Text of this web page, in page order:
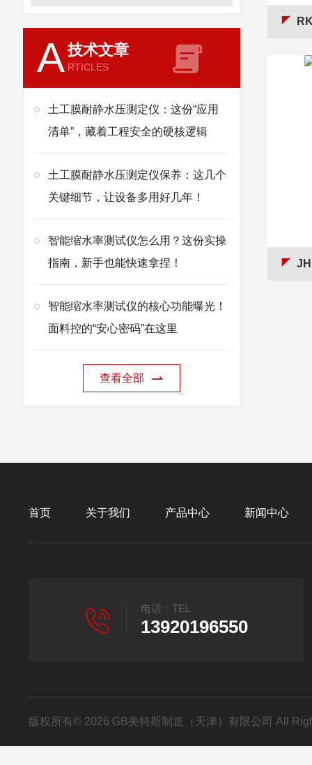
A技术文章
RTICLES
土工膜耐静水压测定仪：这份“应用
清单”，藏着工程安全的硬核逻辑
土工膜耐静水压测定仪保养：这几个
关键细节，让设备多用好几年！
智能缩水率测试仪怎么用？这份实操
指南，新手也能快速拿捏！
智能缩水率测试仪的核心功能曝光！
面料控的“安心密码”在这里
查看全部
首页 关于我们 产品中心 新闻中心
电话：TEL
13920196550
版权所有© 2026 GB美特斯制造（天津）有限公司 All